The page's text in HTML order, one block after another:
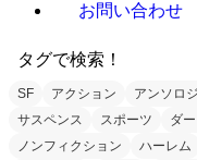
お問い合わせ
タグで検索！
SF アクション アンソロ
サスペンス
スポーツ ダ
ノンフィクション
ハーレム